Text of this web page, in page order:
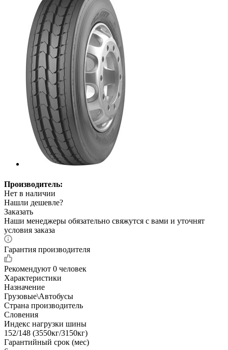
Производитель:
Нет в наличии
Нашли дешевле?
Заказать
Наши менеджеры обязательно свяжутся с вами и уточнят
условия заказа
Гарантия производителя
Рекомендуют 0 человек
Характеристики
Назначение
Грузовые\Автобусы
Страна производитель
Словения
Индекс нагрузки шины
152/148 (3550кг/3150кг)
Гарантийный срок (мес)